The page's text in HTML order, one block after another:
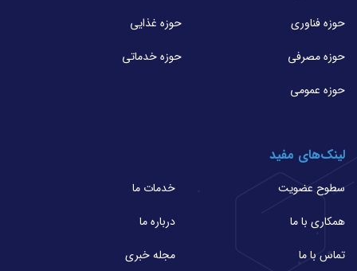
حوزه فناوری
حوزه غذایی
حوزه مصرفی
حوزه خدماتی
حوزه عمومی
لینک‌های مفید
سطوح عضویت
خدمات ما
همکاری با ما
درباره ما
تماس با ما
مجله خبری